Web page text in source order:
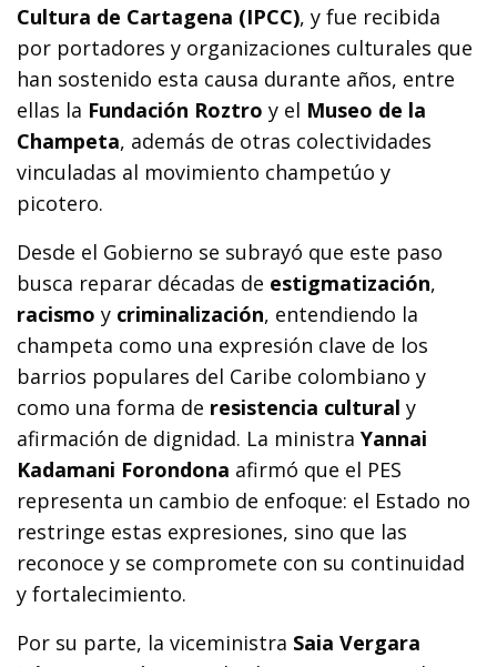
Cultura de Cartagena (IPCC), y fue recibida
por portadores y organizaciones culturales que
han sostenido esta causa durante años, entre
ellas la Fundación Roztro y el Museo de la
Champeta, además de otras colectividades
vinculadas al movimiento champetúo y
picotero.
Desde el Gobierno se subrayó que este paso
busca reparar décadas de estigmatización,
racismo y criminalización, entendiendo la
champeta como una expresión clave de los
barrios populares del Caribe colombiano y
como una forma de resistencia cultural y
afirmación de dignidad. La ministraYannai
Kadamani Forondona afirmó que el PES
representa un cambio de enfoque: el Estado no
restringe estas expresiones, sino que las
reconoce y se compromete con su continuidad
y fortalecimiento.
Por su parte, la viceministra Saia Vergara